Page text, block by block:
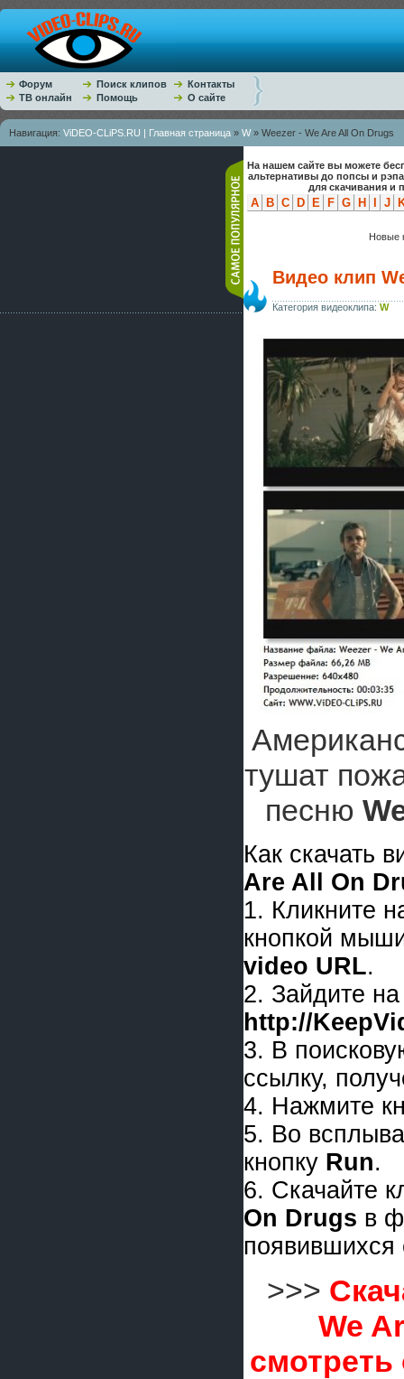
Форум Поиск клипов
Контакты
ТВ онлайн
Помощь О сайте
Навигация: ViDEO-CLiPS.RU | Главная страница » W» Weezer - We Are All On Drugs
На нашем сайте вы можете
альтернативы до попсы и
для скачивания и
A B C D E F G H J
Новые
Видео клип
Категория видеоклипа: W
тушат
песню
Как скачать
Are All On
1. Кликните
кнопкой
video URL.
2. Зайдите на
http://
3. В
ссылку,
4. Нажмите
5. Во
кнопку Run.
6. Скачайте
On Drugs в
появившихся
>>>
We